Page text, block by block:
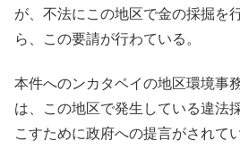
が、不法にこの地区で金の採掘を
ら、この要請が行わている。
本件へのンカタベイの地区環境事
は、この地区で発生している違法
こすために政府への提言がされて